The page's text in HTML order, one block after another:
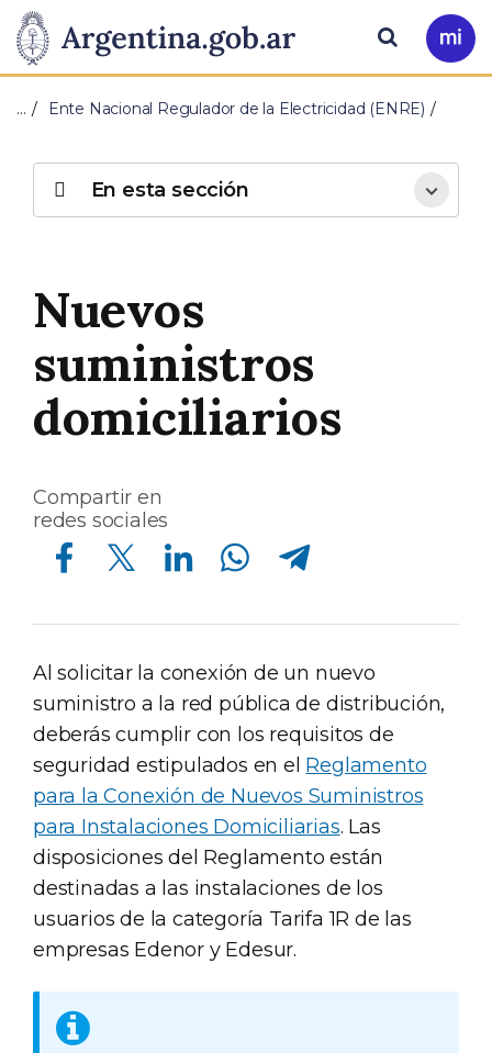
Presidencia
de
Nación
Pasar al contenido principal
Ir
a
Buscar
… Ente Nacional Regulador de la Electricidad (ENRE)
Nuevos
suministros
domiciliarios
Compartir en
redes sociales
Compartir en Facebook Compartir en Twitter Compartir en Linkedin Compartir en Whatsapp Compartir en Telegram
Al solicitar la conexión de un nuevo
suministro a la red pública de distribución,
deberás cumplir con los requisitos de
seguridad estipulados en el Reglamento
para la Conexión de Nuevos Suministros
para Instalaciones Domiciliarias. Las
disposiciones del Reglamento están
destinadas a las instalaciones de los
usuarios de la categoría Tarifa 1R de las
empresas Edenor y Edesur.
En esta sección